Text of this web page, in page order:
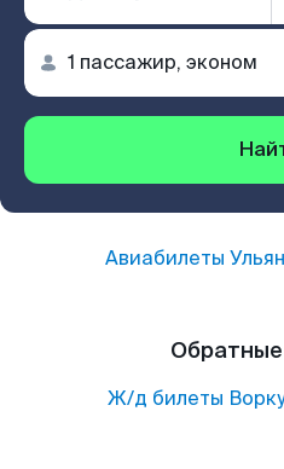
Авиабилеты
Ж/д билеты